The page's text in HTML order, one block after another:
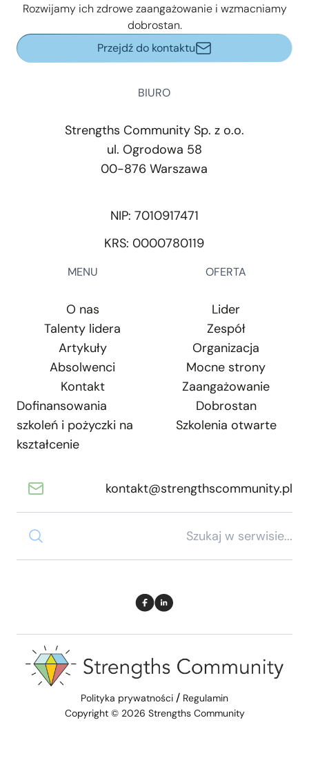
Rozwijamy ich zdrowe zaangażowanie i wzmacniamy
dobrostan.
Przejdź do kontaktu
BIURO
Strengths Community Sp. z o.o.
ul. Ogrodowa 58
00-876 Warszawa
NIP: 7010917471
KRS: 0000780119
MENU
O nas
Talenty lidera
Artykuły
Absolwenci
Kontakt
Dofinansowania
szkoleń i pożyczki na
kształcenie
OFERTA
Lider
Zespół
Organizacja
Mocne strony
Zaangażowanie
Dobrostan
Szkolenia otwarte
kontakt@strengthscommunity.pl
Copyright © 2026 Strengths Community
Polityka prywatności / Regulamin